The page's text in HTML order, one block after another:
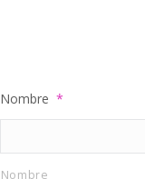
Nombre *
Nombre